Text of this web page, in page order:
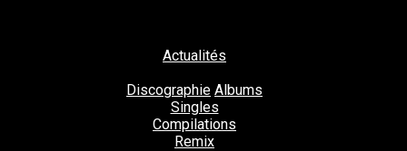
Actualités
Discographie Albums
Singles
Compilations
Remix